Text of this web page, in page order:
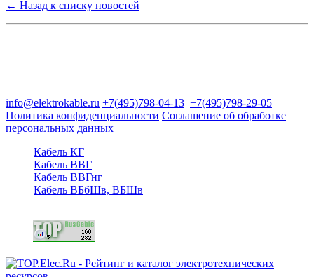
← Назад к списку новостей
info@elektrokable.ru +7(495)798-04-13 +7(495)798-29-05
Политика конфиденциальности Соглашение об обработке
персональных данных
Кабель КГ
Кабель ВВГ
Кабель ВВГнг
Кабель ВБбШв, ВБШв